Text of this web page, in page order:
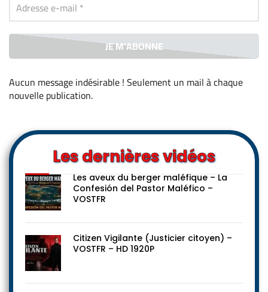
Aucun message indésirable ! Seulement un mail à chaque
nouvelle publication.
Les dernières vidéos
Les aveux du berger maléfique – La
Confesión del Pastor Maléfico –
VOSTFR
Citizen Vigilante (Justicier citoyen) –
VOSTFR – HD 1920P